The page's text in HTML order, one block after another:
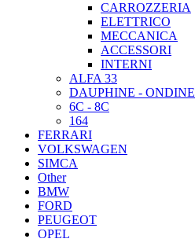
CARROZZERIA
ELETTRICO
MECCANICA
ACCESSORI
INTERNI
ALFA 33
DAUPHINE - ONDINE
6C - 8C
164
FERRARI
VOLKSWAGEN
SIMCA
Other
BMW
FORD
PEUGEOT
OPEL